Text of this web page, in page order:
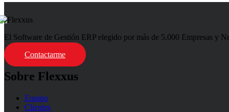
El Software de Gestión ERP elegido por más de 5.000 Empresas y
Contactarme
Sobre Flexxus
Equipo
Clientes